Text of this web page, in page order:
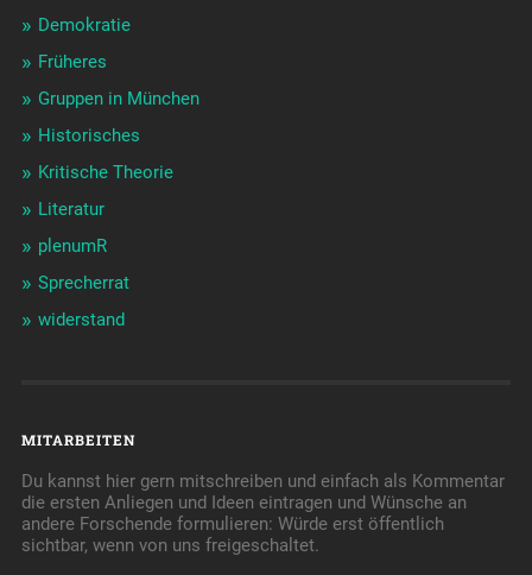
Demokratie
Früheres
Gruppen in München
Historisches
Kritische Theorie
Literatur
plenumR
Sprecherrat
widerstand
MITARBEITEN
Du kannst hier gern mitschreiben und einfach als Kommentar
die ersten Anliegen und Ideen eintragen und Wünsche an
andere Forschende formulieren: Würde erst öffentlich
sichtbar, wenn von uns freigeschaltet.